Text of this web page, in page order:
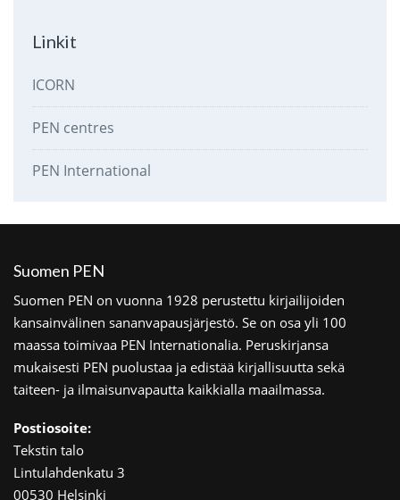
Linkit
ICORN
PEN centres
PEN International
Suomen PEN
Suomen PEN on vuonna 1928 perustettu kirjailijoiden
kansainvälinen sananvapausjärjestö. Se on osa yli 100
maassa toimivaa PEN Internationalia. Peruskirjansa
mukaisesti PEN puolustaa ja edistää kirjallisuutta sekä
taiteen- ja ilmaisunvapautta kaikkialla maailmassa.
Postiosoite:
Tekstin talo
Lintulahdenkatu 3
00530 Helsinki